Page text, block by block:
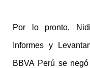
Por lo pronto,
Informes y
BBVA Perú se